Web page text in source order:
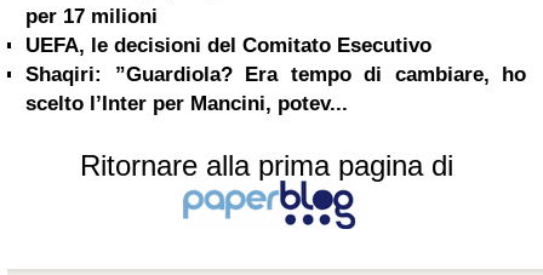
per 17 milioni
UEFA, le decisioni del Comitato Esecutivo
Shaqiri: ”Guardiola? Era tempo di cambiare, ho
scelto l’Inter per Mancini, potev...
Ritornare alla prima pagina di